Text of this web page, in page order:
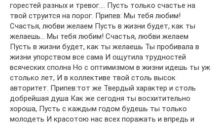
горестей разных и тревог…. Пусть только счастье на
твой струится на порог. Припев: Мы тебя любим!
Счастья, любви желаем Пусть в жизни будет, как ты
желаешь… Мы тебя любим! Счастья, любви желаем
Пусть в жизни будет, как ты желаешь Ты пробивала в
жизни упорством все сама И ощутила трудностей
всяческих сполна Но с оптимизмом в жизни идешь ты уж
столько лет, И в коллективе твой столь высок
авторитет. Припев:тот же Твердый характер и столь
добрейшая душа Как же сегодня ты восхитительно
хороша, Пусть с каждым годом будешь ты только
молодеть И красотою нас всех поражать и впредь и